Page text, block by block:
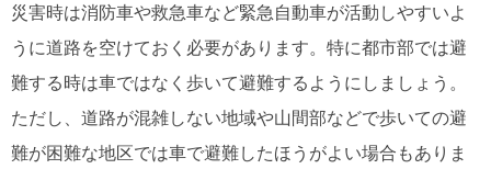
災害時は消防車や救急車など緊急自動車が活動しやすいよ
うに道路を空けておく必要があります。特に都市部では避
難する時は車ではなく歩いて避難するようにしましょう。
ただし、道路が混雑しない地域や山間部などで歩いての避
難が困難な地区では車で避難したほうがよい場合もありま